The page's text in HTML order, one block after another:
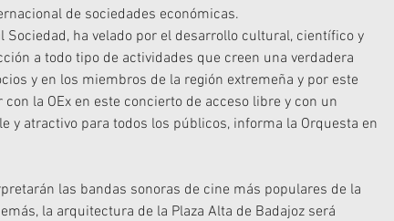
de sociedades económicas.
Sociedad, ha velado por el desarrollo cultural, científico y
a todo tipo de actividades que creen una verdadera
y en los miembros de la región extremeña y por este
la OEx en este concierto de acceso libre y con un
y atractivo para todos los públicos, informa la Orquesta en
las bandas sonoras de cine más populares de la
la arquitectura de la Plaza Alta de Badajoz será